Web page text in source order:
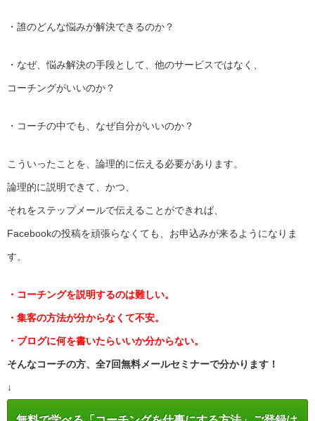
・誰のどんな悩みが解決できるのか？
・なぜ、悩み解決の手段として、他のサービスではなく、
コーチングがいいのか？
・コーチの中でも、なぜ自分がいいのか？
こういったことを、論理的に伝える必要があります。
論理的に説明できて、かつ、
それをステップメールで伝えることができれば、
Facebookの投稿を頑張らなくても、お申込みが来るようになりま
す。
・コーチングを説明するのは難しい。
・集客の方法が分からなくて不安。
・ブログに何を書いたらいいか分からない。
そんなコーチの方、全7回無料メールセミナーで分かります！
↓